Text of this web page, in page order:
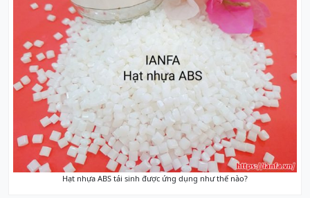
Hạt nhựa ABS tái sinh được ứng dụng như thế nào?